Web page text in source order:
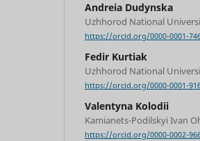
Andreia Dudynska
Uzhhorod National
https://orcid.org/0000-0001-
Fedir Kurtiak
Uzhhorod National
https://orcid.org/0000-0001-
Valentyna Kolodii
Kamianets-Podilskyi Ivan
https://orcid.org/0000-0002-